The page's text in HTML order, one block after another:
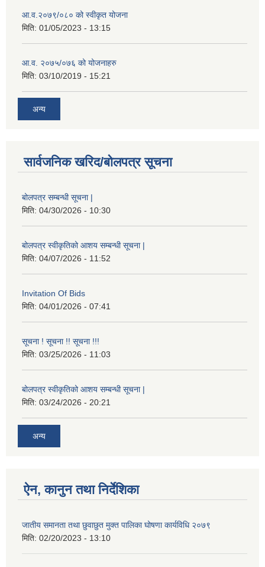
आ.व.२०७९/०८० को स्वीकृत योजना
मिति: 01/05/2023 - 13:15
आ.व. २०७५/०७६ को योजनाहरु
मिति: 03/10/2019 - 15:21
अन्य
सार्वजनिक खरिद/बोलपत्र सूचना
बोलपत्र सम्बन्धी सूचना |
मिति: 04/30/2026 - 10:30
बोलपत्र स्वीकृतिको आशय सम्बन्धी सूचना |
मिति: 04/07/2026 - 11:52
Invitation Of Bids
मिति: 04/01/2026 - 07:41
सूचना ! सूचना !! सूचना !!!
मिति: 03/25/2026 - 11:03
बोलपत्र स्वीकृतिको आशय सम्बन्धी सूचना |
मिति: 03/24/2026 - 20:21
अन्य
ऐन, कानुन तथा निर्देशिका
जातीय समानता तथा छुवाछुत मुक्त पालिका घोषणा कार्यविधि २०७९
मिति: 02/20/2023 - 13:10